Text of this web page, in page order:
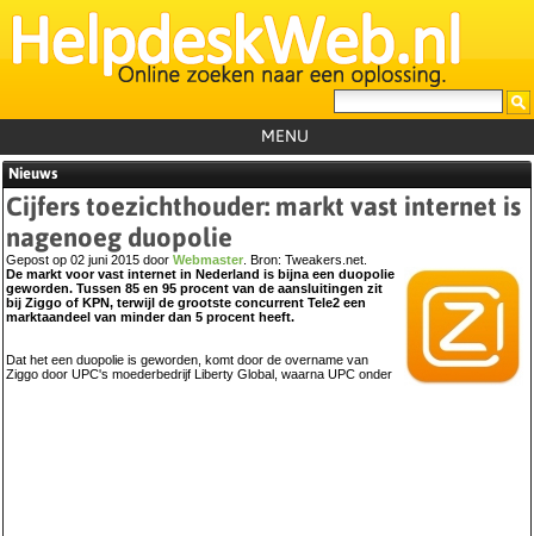
MENU
Tutorials
Foutcodes
Helpdesks
Forum
Nieuws
Cijfers toezichthouder: markt vast internet is
nagenoeg duopolie
Gepost op 02 juni 2015 door Webmaster . Bron: Tweakers.net
De markt voor vast internet in Nederland is bijna een duopolie
geworden. Tussen 85 en 95 procent van de aansluitingen zit
bij Ziggo of KPN, terwijl de grootste concurrent Tele2 een
marktaandeel van minder dan 5 procent heeft.
Dat het een duopolie is geworden, komt door de overname van
Ziggo door UPC's moederbedrijf Liberty Global, waarna UPC onder